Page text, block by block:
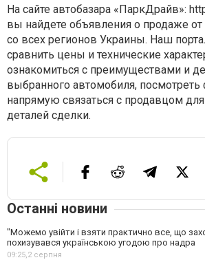
На сайте автобазара «ПаркДрайв»:
вы найдете объявления о продаже
со всех регионов Украины. Наш
сравнить цены и технические
ознакомиться с преимуществами и
выбранного автомобиля, посмотреть
напрямую связаться с продавцом
деталей сделки.
Останні новини
"Можемо увійти і взяти практично все, що
похизувався українською угодою про надра
09:25,2 серпня